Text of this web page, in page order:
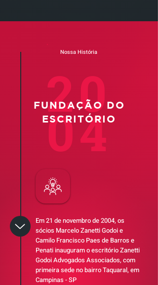
Nossa História
20
04
FUNDAÇÃO DO
ESCRITÓRIO
Em 21 de novembro de 2004, os
sócios Marcelo Zanetti Godoi e
Camilo Francisco Paes de Barros e
Penati inauguram o escritório Zanetti
Godoi Advogados Associados, com
primeira sede no bairro Taquaral, em
Campinas - SP